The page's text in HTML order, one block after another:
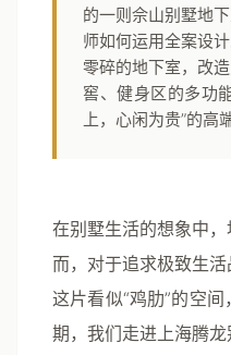
的一则佘山别墅地
师如何运用全案设
零碎的地下室，改
窖、健身区的多功
上，心闲为贵”的高
在别墅生活的想象中
而，对于追求极致生活
这片看似“鸡肋”的空
期，我们走进上海腾